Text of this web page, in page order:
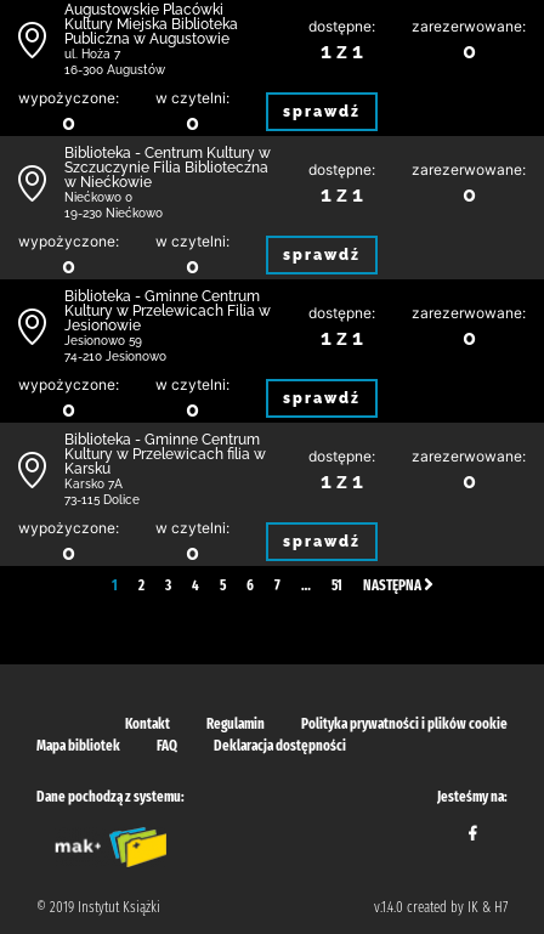
Augustowskie Placówki
Kultury Miejska Biblioteka
Publiczna w Augustowie
ul. Hoża 7
16-300 Augustów
dostępne:
1 z 1
zarezerwowane:
0
wypożyczone:
0
w czytelni:
0 sprawdź
Biblioteka - Centrum Kultury w
Szczuczynie Filia Biblioteczna
w Niećkowie
Niećkowo 0
19-230 Niećkowo
dostępne:
1 z 1
zarezerwowane:
0
wypożyczone:
0
w czytelni:
0 sprawdź
Biblioteka - Gminne Centrum
Kultury w Przelewicach Filia w
Jesionowie
Jesionowo 59
74-210 Jesionowo
dostępne:
1 z 1
zarezerwowane:
0
wypożyczone:
0
w czytelni:
0 sprawdź
Biblioteka - Gminne Centrum
Kultury w Przelewicach filia w
Karsku
Karsko 7A
73-115 Dolice
dostępne:
1 z 1
zarezerwowane:
0
wypożyczone:
0
w czytelni:
0 sprawdź
1 2 3 4 5 6 7 … 51 NASTĘPNA
Kontakt Regulamin
Polityka prywatności i plików cookie
Mapa bibliotek
FAQ Deklaracja dostępności
Dane pochodzą z systemu: Jesteśmy na:
© 2019 Instytut Książki v.1.4.0 created by IK & H7